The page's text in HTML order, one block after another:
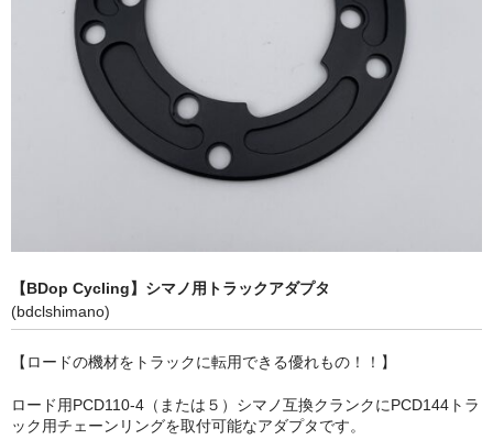
トラック・ピスト
パーツカテゴリー
MTB グループセット
MTBアクスル
MTBアクセサリー
【BDop Cycling】シマノ用トラックアダプタ
(bdclshimano)
【ロードの機材をトラックに転用できる優れもの！！】
ロード用PCD110-4（または５）シマノ互換クランクにPCD144トラ
ック用チェーンリングを取付可能なアダプタです。